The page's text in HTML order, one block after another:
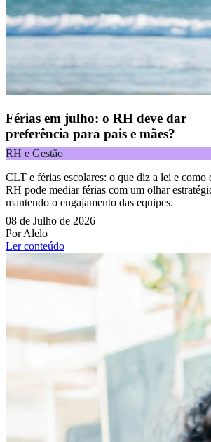
Férias em julho: o RH deve dar
preferência para pais e mães?
RH e Gestão
CLT e férias escolares: o que diz a lei e como
RH pode mediar férias com um olhar
mantendo o engajamento das equipes.
08 de Julho de 2026
Por Alelo
Ler conteúdo